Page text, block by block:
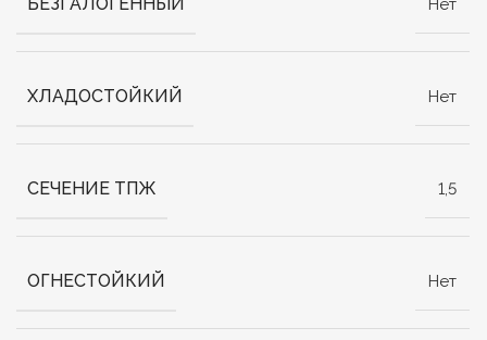
Нет
ХЛАДОСТОЙКИЙ Нет
СЕЧЕНИЕ ТПЖ 1,5
ОГНЕСТОЙКИЙ Нет